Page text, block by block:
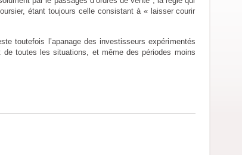
étant toujours celle consistant à « laisser courir
toutefois l’apanage des investisseurs expérimentés
toutes les situations, et même des périodes moins